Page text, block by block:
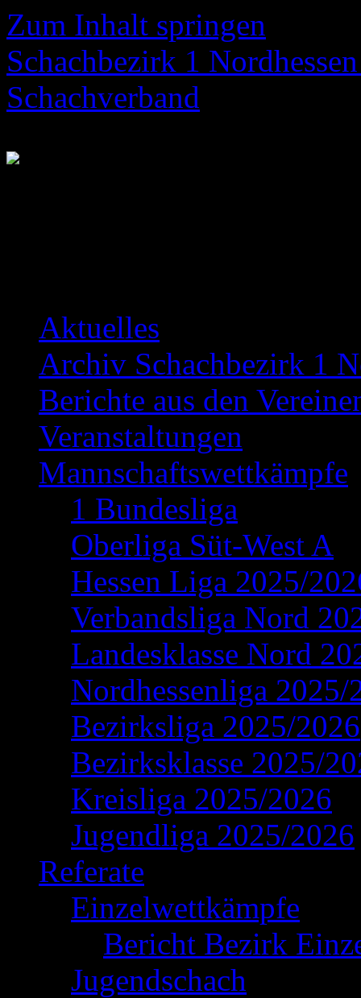
Zum Inhalt springen
Schachbezirk 1
Schachverband
Aktuelles
Archiv Schachbezirk 1
Berichte aus den
Veranstaltungen
Mannschaftswettkämpfe
1 Bundesliga
Oberliga Süt-West A
Hessen Liga 2025/
Verbandsliga Nord
Landesklasse Nord
Nordhessenliga 2025/
Bezirksliga 2025/2026
Bezirksklasse 2025/
Kreisliga 2025/2026
Jugendliga 2025/2026
Referate
Einzelwettkämpfe
Bericht Bezirk
Jugendschach